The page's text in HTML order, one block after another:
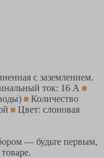
с заземлением.
ток: 16 А
Количество
Цвет: слоновая
— будьте первым,